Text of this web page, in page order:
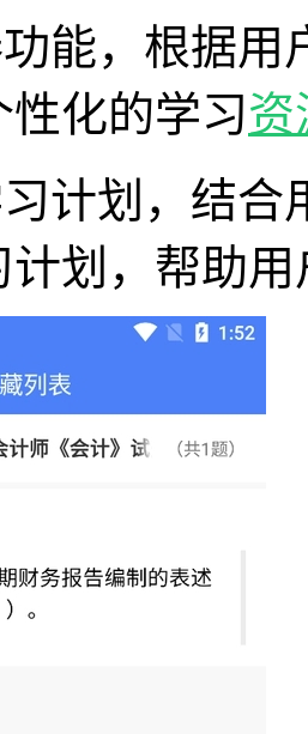
能，根据
化的学习资
计划，结合
计划，帮助